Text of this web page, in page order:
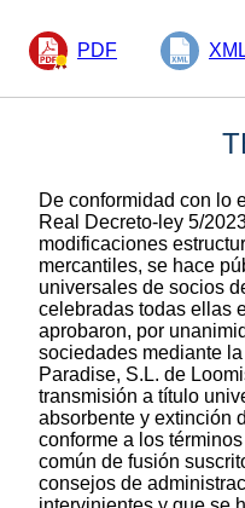
PDF
De conformidad con lo
Real Decreto-ley 5/
modificaciones
mercantiles, se hace
universales de socios
celebradas todas ellas
aprobaron, por
sociedades mediante
Paradise, S.L. de
transmisión a título
absorbente y extinción
conforme a los
común de fusión
consejos de